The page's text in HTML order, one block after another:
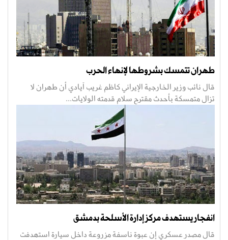
طهران تتمسك بشروطها لإنهاء الحرب
قال نائب وزير الخارجية الإيراني كاظم غريب آيادي أن طهران لا
تزال متمسكة بأحدث مقترح سلام قدمته الولايات...
انفجار يستهدف مركز إدارة الأسلحة بدمشق
قال مصدر عسكري إن عبوة ناسفة مزروعة داخل سيارة استهدفت